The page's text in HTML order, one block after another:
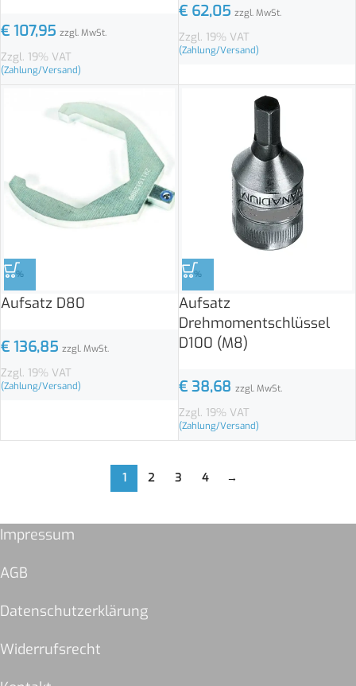
€ 107,95 zzgl. MwSt.
Zzgl. 19% VAT
(Zahlung/Versand)
€62,05 zzgl. MwSt.
Zzgl. 19% VAT
(Zahlung/Versand)
%
Aufsatz D80
€ 136,85 zzgl. MwSt.
Zzgl. 19% VAT
(Zahlung/Versand)
%
Aufsatz
Drehmomentschlüssel
D100 (M8)
€38,68 zzgl. MwSt.
Zzgl. 19% VAT
(Zahlung/Versand)
1 2 3 4 →
Impressum
AGB
Datenschutzerklärung
Widerrufsrecht